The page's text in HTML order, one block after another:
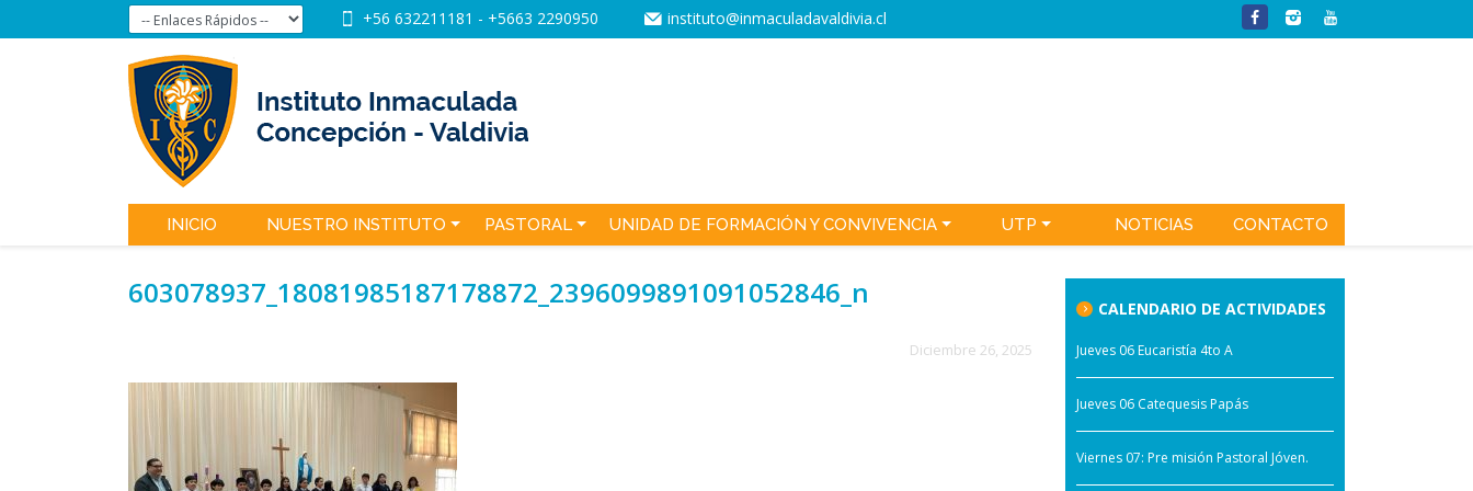
+56 632211181 - +5663 2290950 instituto@inmaculadavaldivia.cl
INICIO NUESTRO INSTITUTO PASTORAL UNIDAD DE FORMACIÓN Y CONVIVENCIA UTP NOTICIAS CONTACTO
603078937_18081985187178872_2396099891091052846_n
Diciembre 26, 2025
CALENDARIO DE ACTIVIDADES
Jueves 06 Eucaristía 4to A
Jueves 06 Catequesis Papás
Viernes 07: Pre misión Pastoral Jóven.